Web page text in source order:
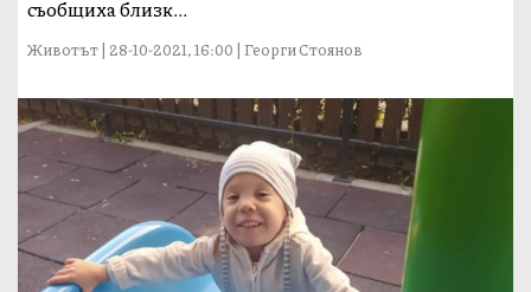
съобщиха близк...
Животът | 28-10-2021, 16:00 | Георги Стоянов